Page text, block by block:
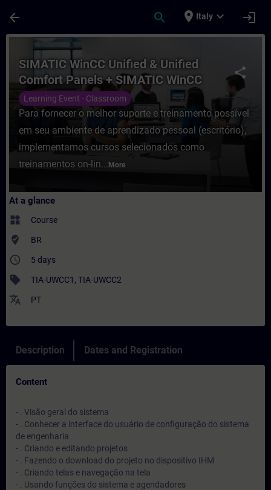
arrow_back search place Italy expand_more login
Course - SIMATIC WinCC Unified &
share
SIMATIC WinCC Unified & Unified
Comfort Panels + SIMATIC WinCC
Unified para PC-Systems
Learning Event - Classroom
Para fornecer o melhor suporte e treinamento possível
em seu ambiente de aprendizado pessoal (escritório),
implementamos cursos selecionados como
treinamentos on-lin... More
At a glance
widgets Course
where_to_vote BR
access_time 5 days
sell TIA-UWCC1, TIA-UWCC2
translate PT
Description Dates and Registration
Content
- . Visão geral do sistema
- . Conhecer a interface do usuário de configuração do sistema
de engenharia
- . Criando e editando projetos
- . Fazendo o download do projeto no dispositivo IHM
- . Criando telas e navegação na tela
- . Usando funções do sistema e agendadores